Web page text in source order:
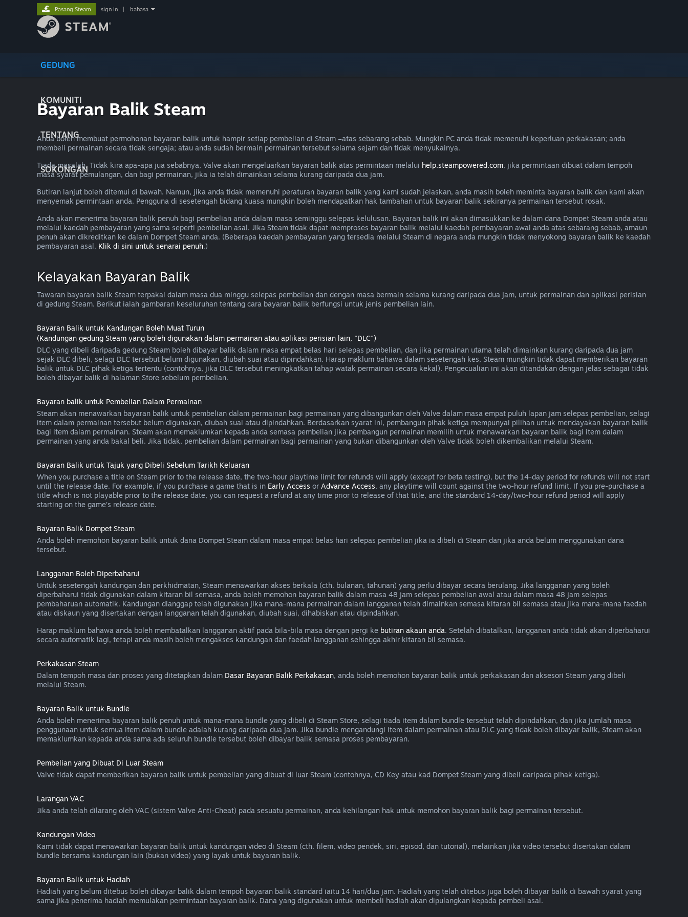
GEDUNG
KOMUNITI
TENTANG
SOKONGAN
Pasang Steam sign in bahasa
Bayaran Balik Steam
Anda boleh membuat permohonan bayaran balik untuk hampir setiap pembelian di Steam –atas sebarang sebab. Mungkin PC anda tidak memenuhi keperluan perkakasan; anda
membeli permainan secara tidak sengaja; atau anda sudah bermain permainan tersebut selama sejam dan tidak menyukainya.
Tiada masalah. Tidak kira apa-apa jua sebabnya, Valve akan mengeluarkan bayaran balik atas permintaan melalui help.steampowered.com, jika permintaan dibuat dalam tempoh
masa syarat pemulangan, dan bagi permainan, jika ia telah dimainkan selama kurang daripada dua jam.
Butiran lanjut boleh ditemui di bawah. Namun, jika anda tidak memenuhi peraturan bayaran balik yang kami sudah jelaskan, anda masih boleh meminta bayaran balik dan kami akan
menyemak permintaan anda. Pengguna di sesetengah bidang kuasa mungkin boleh mendapatkan hak tambahan untuk bayaran balik sekiranya permainan tersebut rosak.
Anda akan menerima bayaran balik penuh bagi pembelian anda dalam masa seminggu selepas kelulusan. Bayaran balik ini akan dimasukkan ke dalam dana Dompet Steam anda atau
melalui kaedah pembayaran yang sama seperti pembelian asal. Jika Steam tidak dapat memproses bayaran balik melalui kaedah pembayaran awal anda atas sebarang sebab, amaun
penuh akan dikreditkan ke dalam Dompet Steam anda. (Beberapa kaedah pembayaran yang tersedia melalui Steam di negara anda mungkin tidak menyokong bayaran balik ke kaedah
pembayaran asal. Klik di sini untuk senarai penuh.)
Kelayakan Bayaran Balik
Tawaran bayaran balik Steam terpakai dalam masa dua minggu selepas pembelian dan dengan masa bermain selama kurang daripada dua jam, untuk permainan dan aplikasi perisian
di gedung Steam. Berikut ialah gambaran keseluruhan tentang cara bayaran balik berfungsi untuk jenis pembelian lain.
Bayaran Balik untuk Kandungan Boleh Muat Turun
(Kandungan gedung Steam yang boleh digunakan dalam permainan atau aplikasi perisian lain, "DLC")
DLC yang dibeli daripada gedung Steam boleh dibayar balik dalam masa empat belas hari selepas pembelian, dan jika permainan utama telah dimainkan kurang daripada dua jam
sejak DLC dibeli, selagi DLC tersebut belum digunakan, diubah suai atau dipindahkan. Harap maklum bahawa dalam sesetengah kes, Steam mungkin tidak dapat memberikan bayaran
balik untuk DLC pihak ketiga tertentu (contohnya, jika DLC tersebut meningkatkan tahap watak permainan secara kekal). Pengecualian ini akan ditandakan dengan jelas sebagai tidak
boleh dibayar balik di halaman Store sebelum pembelian.
Bayaran balik untuk Pembelian Dalam Permainan
Steam akan menawarkan bayaran balik untuk pembelian dalam permainan bagi permainan yang dibangunkan oleh Valve dalam masa empat puluh lapan jam selepas pembelian, selagi
item dalam permainan tersebut belum digunakan, diubah suai atau dipindahkan. Berdasarkan syarat ini, pembangun pihak ketiga mempunyai pilihan untuk mendayakan bayaran balik
bagi item dalam permainan. Steam akan memaklumkan kepada anda semasa pembelian jika pembangun permainan memilih untuk menawarkan bayaran balik bagi item dalam
permainan yang anda bakal beli. Jika tidak, pembelian dalam permainan bagi permainan yang bukan dibangunkan oleh Valve tidak boleh dikembalikan melalui Steam.
Bayaran Balik untuk Tajuk yang Dibeli Sebelum Tarikh Keluaran
When you purchase a title on Steam prior to the release date, the two-hour playtime limit for refunds will apply (except for beta testing), but the 14-day period for refunds will not start
until the release date. For example, if you purchase a game that is in Early Access or Advance Access, any playtime will count against the two-hour refund limit. If you pre-purchase a
title which is not playable prior to the release date, you can request a refund at any time prior to release of that title, and the standard 14-day/two-hour refund period will apply
starting on the game’s release date.
Bayaran Balik Dompet Steam
Anda boleh memohon bayaran balik untuk dana Dompet Steam dalam masa empat belas hari selepas pembelian jika ia dibeli di Steam dan jika anda belum menggunakan dana
tersebut.
Langganan Boleh Diperbaharui
Untuk sesetengah kandungan dan perkhidmatan, Steam menawarkan akses berkala (cth. bulanan, tahunan) yang perlu dibayar secara berulang. Jika langganan yang boleh
diperbaharui tidak digunakan dalam kitaran bil semasa, anda boleh memohon bayaran balik dalam masa 48 jam selepas pembelian awal atau dalam masa 48 jam selepas
pembaharuan automatik. Kandungan dianggap telah digunakan jika mana-mana permainan dalam langganan telah dimainkan semasa kitaran bil semasa atau jika mana-mana faedah
atau diskaun yang disertakan dengan langganan telah digunakan, diubah suai, dihabiskan atau dipindahkan.
Harap maklum bahawa anda boleh membatalkan langganan aktif pada bila-bila masa dengan pergi ke butiran akaun anda. Setelah dibatalkan, langganan anda tidak akan diperbaharui
secara automatik lagi, tetapi anda masih boleh mengakses kandungan dan faedah langganan sehingga akhir kitaran bil semasa.
Perkakasan Steam
Dalam tempoh masa dan proses yang ditetapkan dalam Dasar Bayaran Balik Perkakasan, anda boleh memohon bayaran balik untuk perkakasan dan aksesori Steam yang dibeli
melalui Steam.
Bayaran Balik untuk Bundle
Anda boleh menerima bayaran balik penuh untuk mana-mana bundle yang dibeli di Steam Store, selagi tiada item dalam bundle tersebut telah dipindahkan, dan jika jumlah masa
penggunaan untuk semua item dalam bundle adalah kurang daripada dua jam. Jika bundle mengandungi item dalam permainan atau DLC yang tidak boleh dibayar balik, Steam akan
memaklumkan kepada anda sama ada seluruh bundle tersebut boleh dibayar balik semasa proses pembayaran.
Pembelian yang Dibuat Di Luar Steam
Valve tidak dapat memberikan bayaran balik untuk pembelian yang dibuat di luar Steam (contohnya, CD Key atau kad Dompet Steam yang dibeli daripada pihak ketiga).
Larangan VAC
Jika anda telah dilarang oleh VAC (sistem Valve Anti-Cheat) pada sesuatu permainan, anda kehilangan hak untuk memohon bayaran balik bagi permainan tersebut.
Kandungan Video
Kami tidak dapat menawarkan bayaran balik untuk kandungan video di Steam (cth. filem, video pendek, siri, episod, dan tutorial), melainkan jika video tersebut disertakan dalam
bundle bersama kandungan lain (bukan video) yang layak untuk bayaran balik.
Bayaran Balik untuk Hadiah
Hadiah yang belum ditebus boleh dibayar balik dalam tempoh bayaran balik standard iaitu 14 hari/dua jam. Hadiah yang telah ditebus juga boleh dibayar balik di bawah syarat yang
sama jika penerima hadiah memulakan permintaan bayaran balik. Dana yang digunakan untuk membeli hadiah akan dipulangkan kepada pembeli asal.